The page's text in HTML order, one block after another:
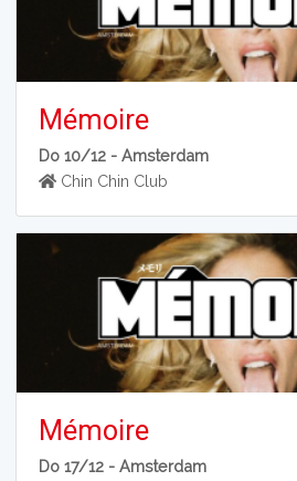
Mémoire
Do 10/12 -Amsterdam
Chin Chin Club
Mémoire
Do 17/12 -Amsterdam